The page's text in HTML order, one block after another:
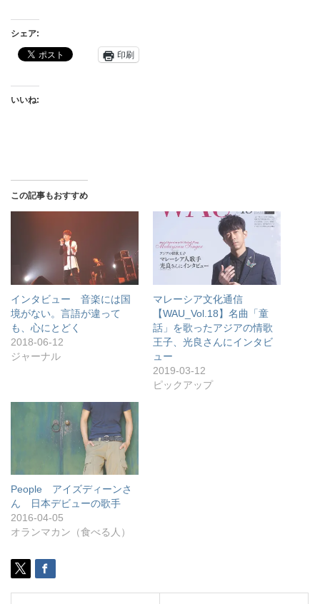
シェア:
印刷
いいね:
この記事もおすすめ
インタビュー 音楽には国
境がない。言語が違って
も、心にとどく
2018-06-12
ジャーナル
マレーシア文化通信
【WAU_Vol.18】名曲「童
話」を歌ったアジアの情歌
王子、光良さんにインタビ
ュー
2019-03-12
ピックアップ
People アイズディーンさ
ん 日本デビューの歌手
2016-04-05
オランマカン（食べる人）